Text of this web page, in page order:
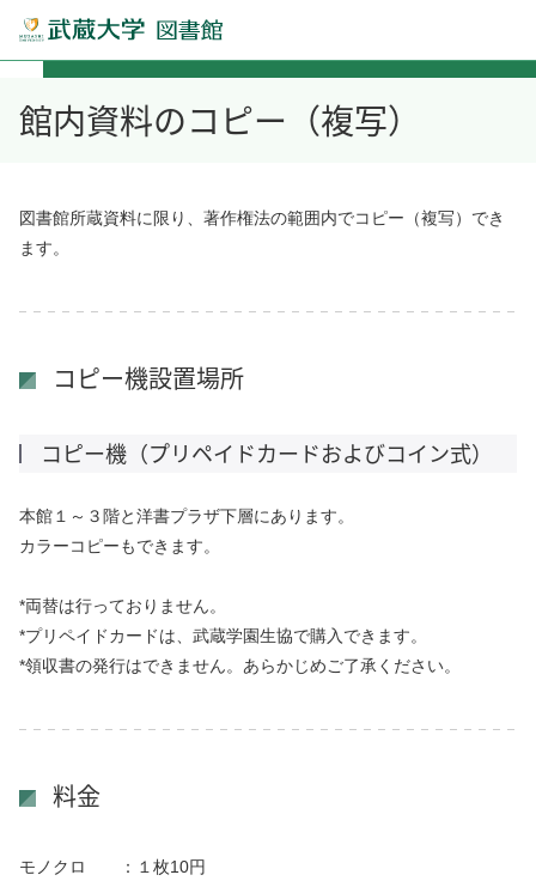
館内資料のコピー（複写）
図書館所蔵資料に限り、著作権法の範囲内でコピー（複写）でき
ます。
コピー機設置場所
コピー機（プリペイドカードおよびコイン式）
本館１～３階と洋書プラザ下層にあります。
カラーコピーもできます。
*両替は行っておりません。
*プリペイドカードは、武蔵学園生協で購入できます。
*領収書の発行はできません。あらかじめご了承ください。
料金
モノクロ ：１枚10円